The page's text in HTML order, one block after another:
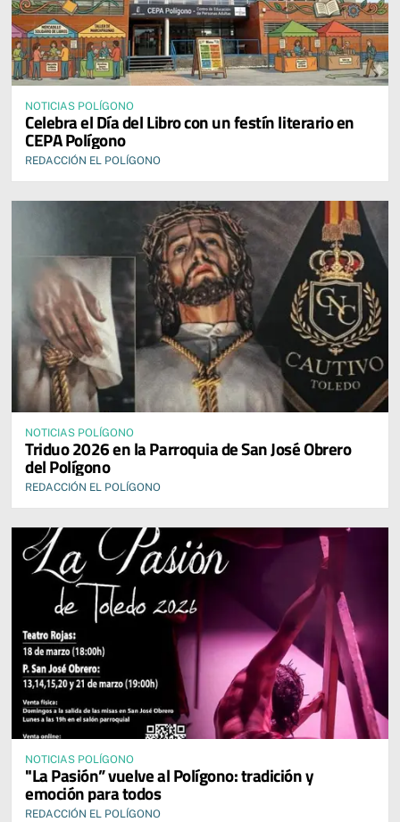
NOTICIAS POLÍGONO
Celebra el Día del Libro con un festín literario en
CEPA Polígono
REDACCIÓN EL POLÍGONO
NOTICIAS POLÍGONO
Triduo 2026 en la Parroquia de San José Obrero
del Polígono
REDACCIÓN EL POLÍGONO
NOTICIAS POLÍGONO
"La Pasión” vuelve al Polígono: tradición y
emoción para todos
REDACCIÓN EL POLÍGONO